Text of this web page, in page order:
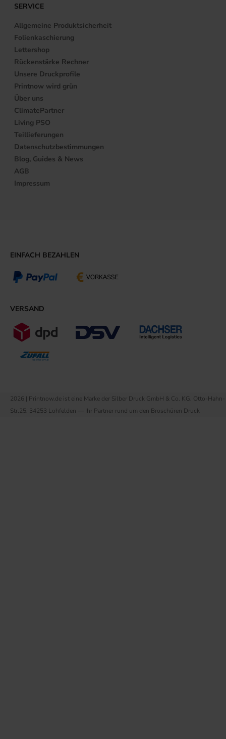
SERVICE
Allgemeine Produktsicherheit
Folienkaschierung
Lettershop
Rückenstärke Rechner
Unsere Druckprofile
Printnow wird grün
Über uns
ClimatePartner
Living PSO
Teillieferungen
Datenschutzbestimmungen
Blog, Guides & News
AGB
Impressum
EINFACH BEZAHLEN
VERSAND
2026 | Printnow.de ist eine Marke der Silber Druck GmbH & Co. KG, Otto-Hahn-
Str.25, 34253 Lohfelden — Ihr Partner rund um den Broschüren Druck